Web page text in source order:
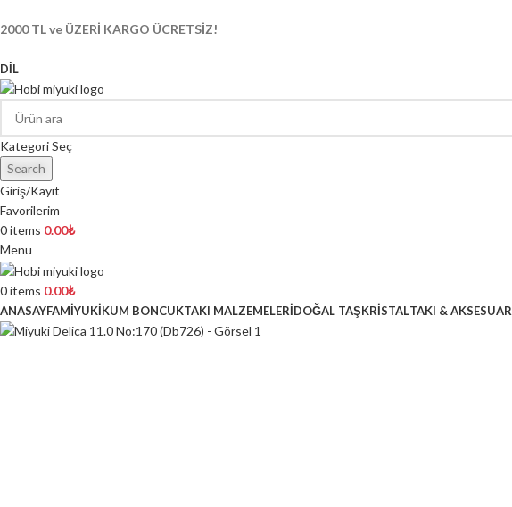
2000 TL ve ÜZERİ KARGO ÜCRETSİZ!
DIL
Kategori Seç
Search
Giriş/Kayıt
Favorilerim
0items 0.00₺
Menu
0items 0.00₺
ANASAYFAMİYUKİKUM BONCUKTAKI MALZEMELERİDOĞAL TAŞKRİSTALTAKI & AKSESUAR